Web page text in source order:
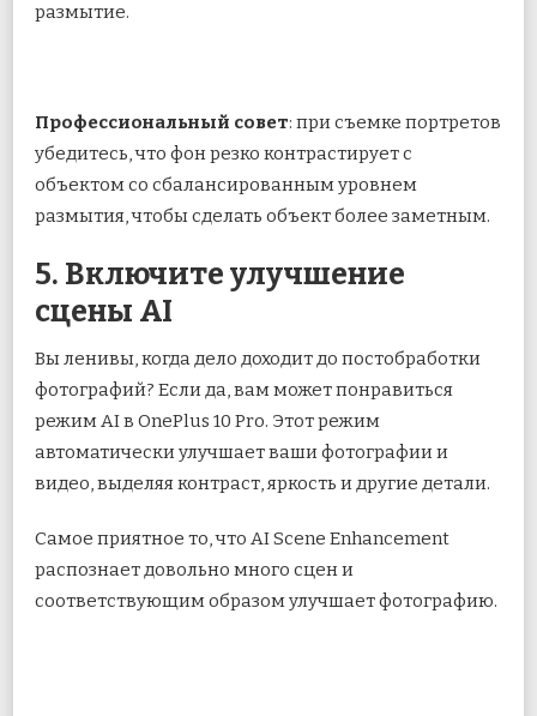
размытие.
Профессиональный совет: при съемке портретов
убедитесь, что фон резко контрастирует с
объектом со сбалансированным уровнем
размытия, чтобы сделать объект более заметным.
5. Включите улучшение
сцены AI
Вы ленивы, когда дело доходит до постобработки
фотографий? Если да, вам может понравиться
режим AI в OnePlus 10 Pro. Этот режим
автоматически улучшает ваши фотографии и
видео, выделяя контраст, яркость и другие детали.
Самое приятное то, что AI Scene Enhancement
распознает довольно много сцен и
соответствующим образом улучшает фотографию.